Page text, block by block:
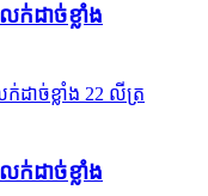
ដាច់ខ្លាំង
ដាច់ខ្លាំង